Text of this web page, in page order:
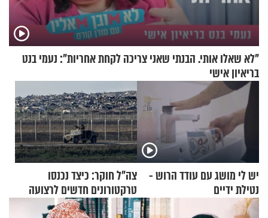
"לא שאלו אותי. הבנתי שאני צריכה לקחת אחריות": נעמי בנט
בריאיון אישי
יש לי מושג עם עודד הרוש -
נטילת ידיים
צה"ל חוקר: כיצד נכנסו
טרקטורונים חדשים לרצועה